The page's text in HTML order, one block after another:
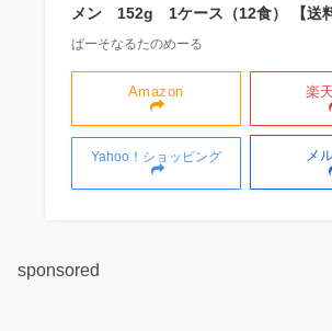
メン 152g 1ケース（12食） 【送
ぱーそなるたのめーる
Amazon 楽
Yahoo！ショッピング メ
sponsored